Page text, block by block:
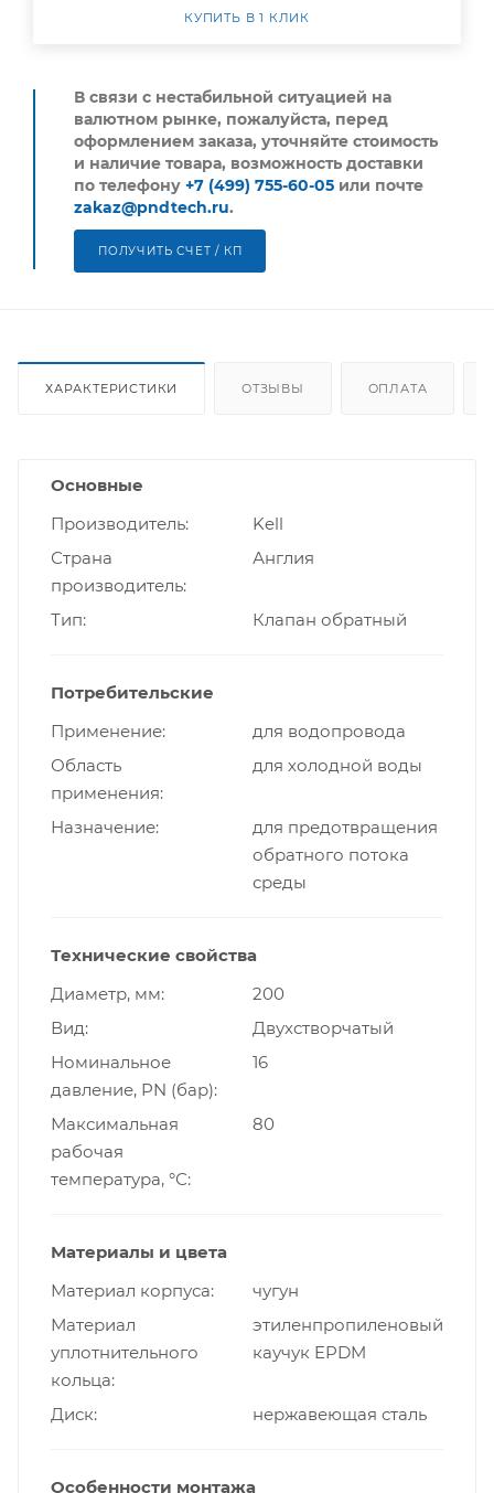
КУПИТЬ В 1 КЛИК
В связи с нестабильной ситуацией на
валютном рынке, пожалуйста, перед
оформлением заказа, уточняйте стоимость
и наличие товара, возможность доставки
по телефону +7 (499) 755-60-05 или почте
zakaz@pndtech.ru.
ПОЛУЧИТЬ СЧЕТ / КП
ХАРАКТЕРИСТИКИ ОТЗЫВЫ ОПЛАТА
Основные
Производитель
Kell
Страна
производитель
Англия
Тип Клапан обратный
Потребительские
Применение
для водопровода
Область
применения
для холодной воды
Назначение
для предотвращения
обратного потока
среды
Технические свойства
Диаметр, мм
200
Вид
Двухстворчатый
Номинальное
давление, PN (бар)
16
Максимальная
рабочая
температура, °С
80
Материалы и цвета
Материал корпуса
чугун
Материал
уплотнительного
кольца
этиленпропиленовый
каучук EPDM
Диск нержавеющая сталь
Особенности монтажа